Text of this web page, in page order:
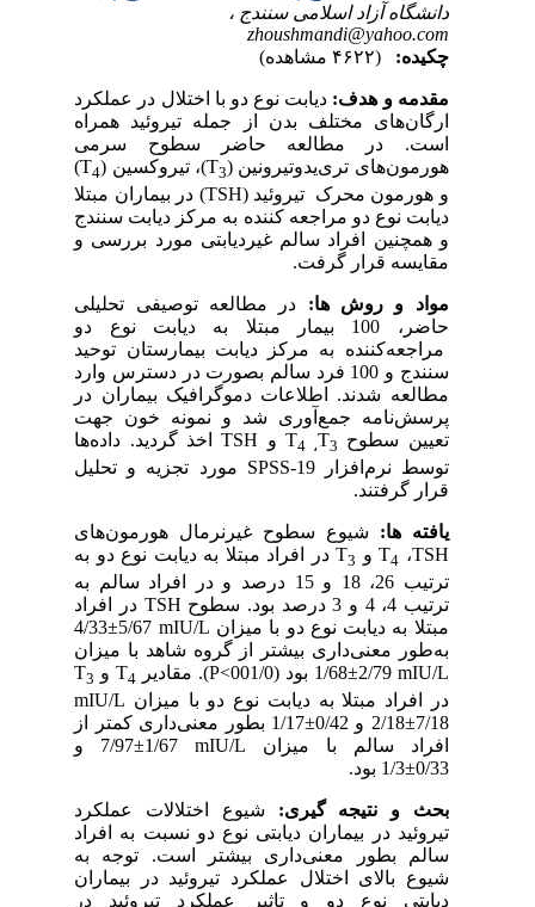
دانشگاه آزاد اسلامی سنندج ،
zhoushmandi@yahoo.com
چکیده:
مقدمه و هدف:دیابت نوع دو با اختلال در عملکرد
ارگان‌های مختلف بدن از جمله تیروئید همراه
است. در مطالعه حاضر سطوح سرمی
هورمون‌های تری‌یدوتیرونین ( T3 )، تیروکسین ( T4
)
و هورمون محرک تیروئید ( TSH) در بیماران مبتلا
دیابت نوع دو مراجعه کننده به مرکز دیابت سنندج
و همچنین افراد سالم غیردیابتی مورد بررسی و
مقایسه قرار گرفت.
مواد و روش ها:در مطالعه توصیفی تحلیلی
حاضر، 100 بیمار مبتلا به دیابت نوع دو
مراجعه‌کننده به مرکز دیابت بیمارستان توحید
سنندج و 100 فرد سالم بصورت در دسترس وارد
مطالعه شدند. اطلاعات دموگرافیک بیماران در
پرسش‌نامه‌ جمع‌آوری شد و نمونه خون جهت
تعیین سطوح
T 3 ، T 4 وTSHاخذ گردید. داده‌ها
توسط نرم‌افزار
SPSS-19مورد تجزیه و تحلیل
قرار گرفتند.
یافته ها:شیوع سطوح غیرنرمال هورمون‌های
TSH، T 4 و T 3
در افراد مبتلا به دیابت نوع دو به
ترتیب 26، 18 و 15 درصد و در افراد سالم به
ترتیب 4، 4 و 3 درصد بود. سطوح
TSHدر افراد
مبتلا به دیابت نوع دو با میزانmIU/L
5/67±4/33
به‌طور معنی‌داری بیشتر از گروه شاهد با میزان
mIU/L2/79±1/68 بود (001/0 P<). مقادیر T 4 و T 3
در افراد مبتلا به دیابت نوع دو با میزانmIU/L
7/18±2/18 و 0/42±1/17 بطور معنی‌داری کمتر از
افراد سالم با میزان
mIU/L
1/67±7/97 و
0/33±1/3 بود.
بحث و نتیجه گیری:
شیوع اختلالات عملکرد
تیروئید در بیماران دیابتی نوع دو نسبت به افراد
سالم بطور معنی‌داری بیشتر است. توجه به
شیوع بالای اختلال عملکرد تیروئید در بیماران
دیابتی نوع دو و تاثیر عملکرد تیروئید در